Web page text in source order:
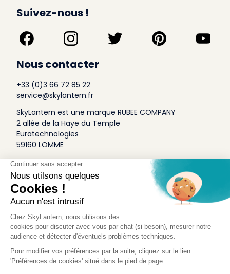
Suivez-nous !
Nous contacter
+33 (0)3 66 72 85 22
service@skylantern.fr
SkyLantern est une marque RUBEE COMPANY
2 allée de la Haye du Temple
Euratechnologies
59160 LOMME
A Propos
Qui sommes-nous
Conditions générales de Vente
Mentions légales
Politique Antispam
Idée Design